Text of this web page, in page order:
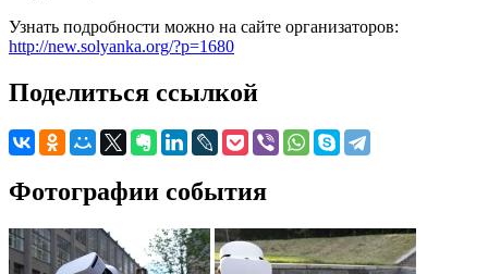
Узнать подробности можно на сайте организаторов:
http://new.solyanka.org/?p=1680
Поделиться ссылкой
Фотографии события